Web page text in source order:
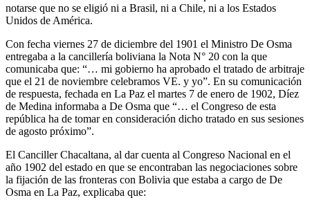
notarse que no se eligió ni a Brasil, ni a Chile, ni a los Estados
Unidos de América.
Con fecha viernes 27 de diciembre del 1901 el Ministro De Osma
entregaba a la cancillería boliviana la Nota N° 20 con la que
comunicaba que: “… mi gobierno ha aprobado el tratado de arbitraje
que el 21 de noviembre celebramos VE. y yo”. En su comunicación
de respuesta, fechada en La Paz el martes 7 de enero de 1902, Díez
de Medina informaba a De Osma que “… el Congreso de esta
república ha de tomar en consideración dicho tratado en sus sesiones
de agosto próximo”.
El Canciller Chacaltana, al dar cuenta al Congreso Nacional en el
año 1902 del estado en que se encontraban las negociaciones sobre
la fijación de las fronteras con Bolivia que estaba a cargo de De
Osma en La Paz, explicaba que: